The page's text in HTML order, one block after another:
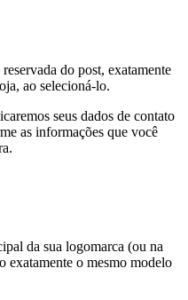
do post, exatamente
ao selecioná-lo.
seus dados de contato
as informações que você
da sua logomarca (ou na
exatamente o mesmo modelo